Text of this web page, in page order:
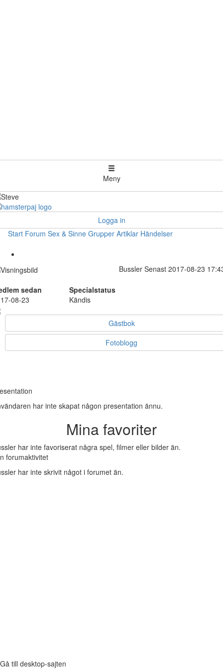
Meny
Logga in
Start Forum Sex & Sinne Grupper Artiklar Händelser
Bussler Senast 2017-08-23
sedan
Specialstatus
08-23
Kändis
Gästbok
Fotoblogg
har inte skapat någon presentation ännu.
Mina favoriter
har inte favoriserat några spel, filmer eller bilder än.
forumaktivitet
har inte skrivit något i forumet än.
Gå till desktop-sajten